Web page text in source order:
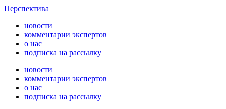
Перспектива
новости
комментарии экспертов
о нас
подписка на рассылку
новости
комментарии экспертов
о нас
подписка на рассылку